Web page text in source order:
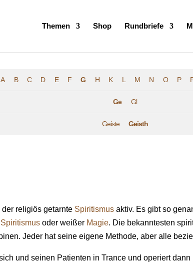
Themen Shop Rundbriefe
A B C D E F G H K L M N O P
Ge Gl
Geiste Geisth
religiös getarnte Spiritismus aktiv. Es gibt so
Spiritismus oder weißer Magie. Die bekanntesten
Jeder hat seine eigene Methode, aber alle
und seinen Patienten in Trance und operiert